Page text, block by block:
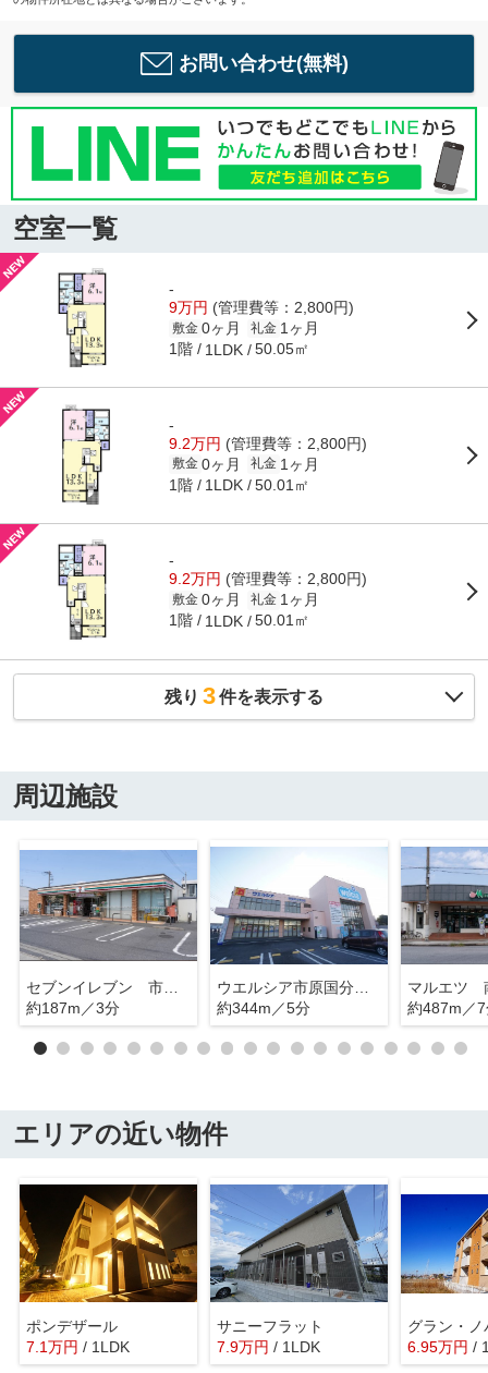
お問い合わせ(無料)
空室一覧
-
9万円 (管理費等：2,800円)
敷金 0ヶ月 礼金 1ヶ月
1階 1LDK 50.05㎡
-
9.2万円 (管理費等：2,800円)
敷金 0ヶ月 礼金 1ヶ月
1階 1LDK 50.01㎡
-
9.2万円 (管理費等：2,800円)
敷金 0ヶ月 礼金 1ヶ月
1階 1LDK 50.01㎡
残り 3件を表示する
周辺施設
セブンイレブン 市原根田店
約187m／3分
ウエルシア市原国分寺台店
約344m／5分
約487m／
エリアの近い物件
ポンデザール
7.1万円 / 1LDK
サニーフラット
7.9万円 / 1LDK
グラン・ノ
6.95万円 /